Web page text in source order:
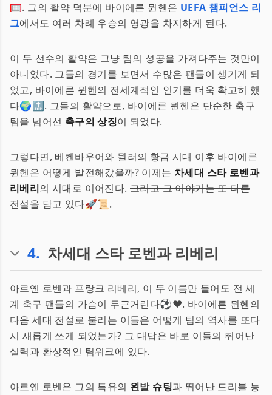
🥅. 그의 활약 덕분에 바이에른 뮌헨은 UEFA 챔피언스 리
그에서도 여러 차례 우승의 영광을 차지하게 된다.
이 두 선수의 활약은 그냥 팀의 성공을 가져다주는 것만이
아니었다. 그들의 경기를 보면서 수많은 팬들이 생기게 되
었고, 바이에른 뮌헨의 전세계적인 인기를 더욱 확고히 했
다🌍🔝. 그들의 활약으로, 바이에른 뮌헨은 단순한 축구
팀을 넘어선 축구의 상징이 되었다.
그렇다면, 베켄바우어와 뮐러의 황금 시대 이후 바이에른
뮌헨은 어떻게 발전해갔을까? 이제는 차세대 스타 로벤과
리베리의 시대로 이어진다.그리고 그 이야기는 또 다른
전설을 담고 있다🚀📜.
4. 차세대 스타 로벤과 리베리
아르옌 로벤과 프랑크 리베리, 이 두 이름만 들어도 전 세
계 축구 팬들의 가슴이 두근거린다⚽❤️. 바이에른 뮌헨의
다음 세대 전설로 불리는 이들은 어떻게 팀의 역사를 또다
시 새롭게 쓰게 되었는가? 그 대답은 바로 이들의 뛰어난
실력과 환상적인 팀워크에 있다.
아르옌 로벤은 그의 특유의 왼발 슈팅과 뛰어난 드리블 능